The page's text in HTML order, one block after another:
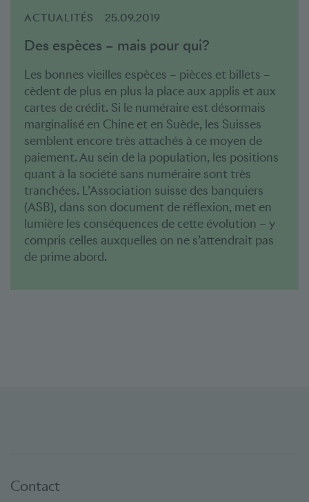
ACTUALITÉS 25.09.2019
Des espèces – mais pour qui?
Les bonnes vieilles espèces – pièces et billets –
cèdent de plus en plus la place aux applis et aux
cartes de crédit. Si le numéraire est désormais
marginalisé en Chine et en Suède, les Suisses
semblent encore très attachés à ce moyen de
paiement. Au sein de la population, les positions
quant à la société sans numéraire sont très
tranchées. L’Association suisse des banquiers
(ASB), dans son document de réflexion, met en
lumière les conséquences de cette évolution – y
compris celles auxquelles on ne s’attendrait pas
de prime abord.
Contact